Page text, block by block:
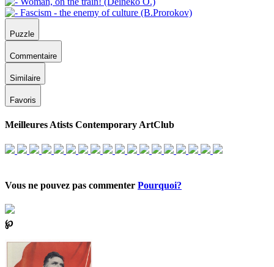
Puzzle
Commentaire
Similaire
Favoris
Meilleures Atists Contemporary ArtClub
Vous ne pouvez pas commenter Pourquoi?
℘